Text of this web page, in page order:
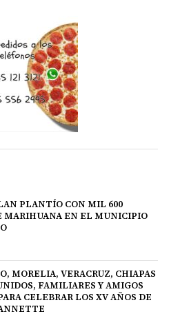
PLANTÍO CON MIL 600
MARIHUANA EN EL MUNICIPIO
MORELIA, VERACRUZ, CHIAPAS
FAMILIARES Y AMIGOS
CELEBRAR LOS XV AÑOS DE